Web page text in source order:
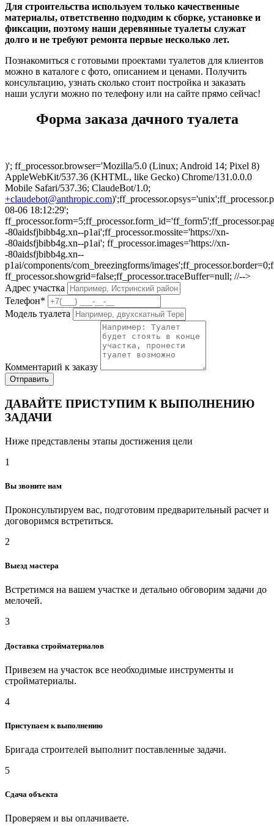
Для строительства используем только качественные
материалы, ответственно подходим к сборке, установке и
фиксации, поэтому наши деревянные туалеты служат
долго и не требуют ремонта первые несколько лет.
Познакомиться с готовыми проектами туалетов для клиентов
можно в каталоге с фото, описанием и ценами. Получить
консультацию, узнать сколько стоит постройка и заказать
наши услуги можно по телефону или на сайте прямо сейчас!
Форма заказа дачного туалета
)'; ff_processor.browser='Mozilla/5.0 (Linux; Android 14; Pixel 8)
AppleWebKit/537.36 (KHTML, like Gecko) Chrome/131.0.0.0
Mobile Safari/537.36; ClaudeBot/1.0;
+claudebot@anthropic.com
08-06 18:12:29';
-80aidsfjbibb4g.xn--p1ai';ff_processor.mossite='https://xn-
-80aidsfjbibb4g.xn--p1ai'; ff_processor.images='https://xn-
-80aidsfjbibb4g.xn--
p1ai/components/com_breezingforms/
ff_processor.showgrid=false;ff_processor.traceBuffer=null; //-->
Адрес участка
Телефон*
Модель туалета
Комментарий к заказу
Отправить
ДАВАЙТЕ ПРИСТУПИМ К ВЫПОЛНЕНИЮ
ЗАДАЧИ
Ниже представлены этапы достижения цели
1
Вы звоните нам
Проконсультируем вас, подготовим предварительный расчет и
договоримся встретиться.
2
Выезд мастера
Встретимся на вашем участке и детально обговорим задачи до
мелочей.
3
Доставка стройматериалов
Привезем на участок все необходимые инструменты и
стройматериалы.
4
Приступаем к выполнению
Бригада строителей выполнит поставленные задачи.
5
Сдача объекта
Проверяем и вы оплачиваете.